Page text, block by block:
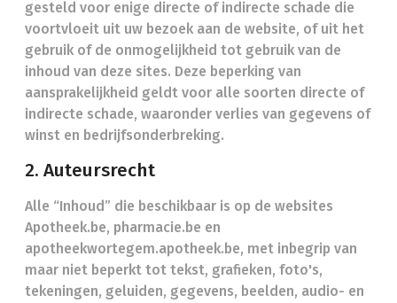
gesteld voor enige directe of indirecte schade die
voortvloeit uit uw bezoek aan de website, of uit het
gebruik of de onmogelijkheid tot gebruik van de
inhoud van deze sites. Deze beperking van
aansprakelijkheid geldt voor alle soorten directe of
indirecte schade, waaronder verlies van gegevens of
winst en bedrijfsonderbreking.
2. Auteursrecht
Alle “Inhoud” die beschikbaar is op de websites
Apotheek.be, pharmacie.be en
apotheekwortegem.apotheek.be, met inbegrip van
maar niet beperkt tot tekst, grafieken, foto's,
tekeningen, geluiden, gegevens, beelden, audio- en